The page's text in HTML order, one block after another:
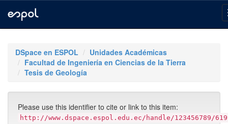
navigationDSpace en ESPOL
Unidades Académicas
Facultad de Ingeniería en Ciencias de la Tierra
Tesis de Geología
Please use this identifier to cite or link to this item:
http://www.dspace.espol.edu.ec/handle/123456789/